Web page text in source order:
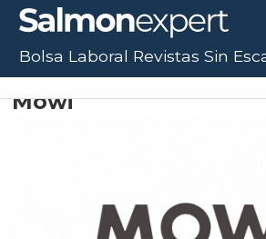
Proveedor ESA Aysén 2025
Mowi
Bolsa Laboral Revistas Sin